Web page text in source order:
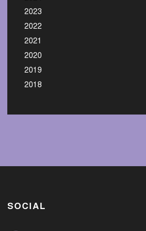
2023
2022
2021
2020
2019
2018
SOCIAL